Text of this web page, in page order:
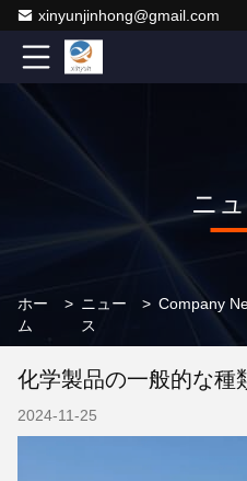
xinyunjinhong@gmail.com
ニ
ホー
ム
> ニュー
ス
>
化学製品の一般的な種
2024-11-25